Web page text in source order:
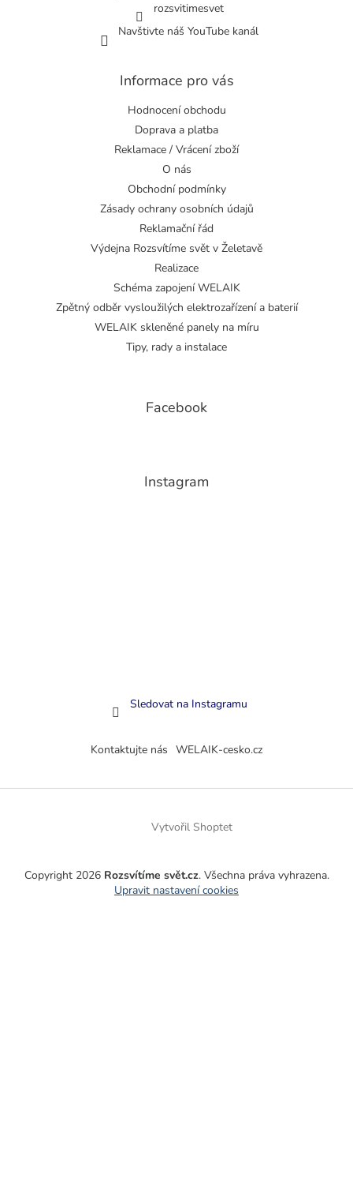
rozsvitimesvet
Navštivte náš YouTube kanál
Informace pro vás
Hodnocení obchodu
Doprava a platba
Reklamace / Vrácení zboží
O nás
Obchodní podmínky
Zásady ochrany osobních údajů
Reklamační řád
Výdejna Rozsvítíme svět v Želetavě
Realizace
Schéma zapojení WELAIK
Zpětný odběr vysloužilých elektrozařízení a baterií
WELAIK skleněné panely na míru
Tipy, rady a instalace
Facebook
Instagram
Sledovat na Instagramu
Kontaktujte nás WELAIK-cesko.cz
Vytvořil Shoptet
Copyright 2026 Rozsvítíme svět.cz. Všechna práva vyhrazena.
Upravit nastavení cookies